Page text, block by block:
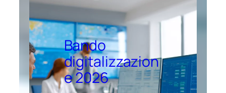
Bando
digitalizzazion
e 2026